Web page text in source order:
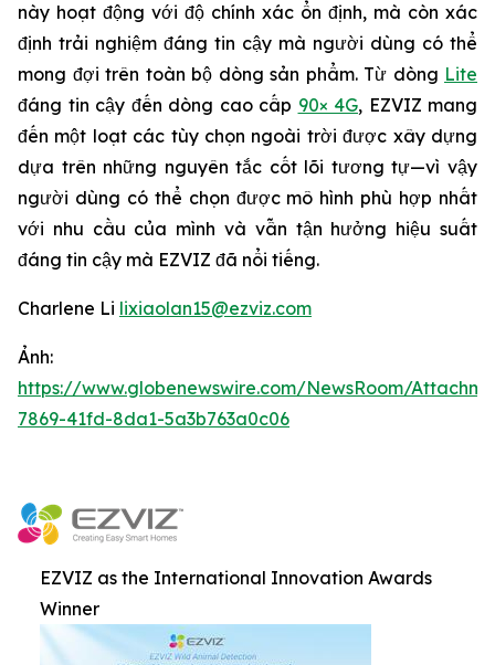
này hoạt động với độ chính xác ổn định, mà còn xác
định trải nghiệm đáng tin cậy mà người dùng có thể
mong đợi trên toàn bộ dòng sản phẩm. Từ dòng Lite
đáng tin cậy đến dòng cao cấp 90× 4G, EZVIZ mang
đến một loạt các tùy chọn ngoài trời được xây dựng
dựa trên những nguyên tắc cốt lõi tương tự—vì vậy
người dùng có thể chọn được mô hình phù hợp nhất
với nhu cầu của mình và vẫn tận hưởng hiệu suất
đáng tin cậy mà EZVIZ đã nổi tiếng.
Charlene Li lixiaolan15@ezviz.com
Ảnh:
https://www.globenewswire.com/NewsRoom/
7869-41fd-8da1-5a3b763a0c06
EZVIZ as the International Innovation Awards
Winner